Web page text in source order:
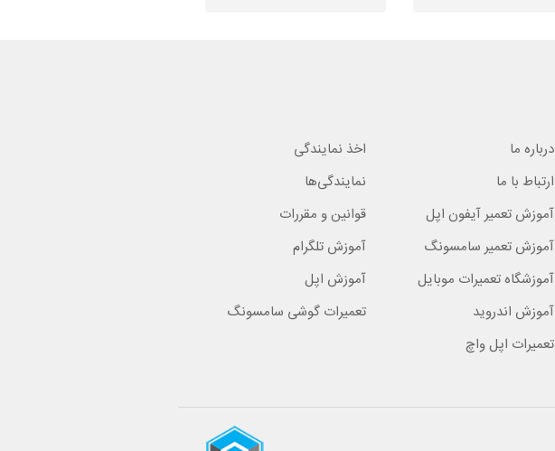
درباره ما
اخذ نمایندگی
ارتباط با ما
نمایندگی‌ها
آموزش تعمیر آیفون اپل
قوانین و مقررات
آموزش تعمیر سامسونگ
آموزش تلگرام
آموزشگاه تعمیرات موبایل
آموزش اپل
آموزش اندروید
تعمیرات گوشی سامسونگ
تعمیرات اپل واچ